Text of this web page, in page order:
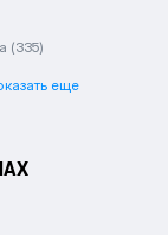
(335)
еще